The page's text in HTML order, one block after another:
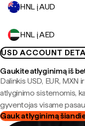
HNL į AUD
HNL į AED
USD ACCOUNT
Gaukite atlyginimą iš
Dalinkis USD, EUR,
atlyginimo sistemomis,
gyventojas visame
Gauk atlyginimą